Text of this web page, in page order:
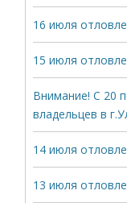
16 июля
15 июля
Внимание! С 20
владельцев в
14 июля
13 июля